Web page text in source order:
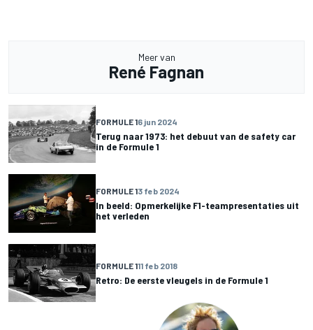
Meer van
René Fagnan
FORMULE 16 jun 2024
Terug naar 1973: het debuut van de safety car
in de Formule 1
FORMULE 13 feb 2024
In beeld: Opmerkelijke F1-teampresentaties uit
het verleden
FORMULE 111 feb 2018
Retro: De eerste vleugels in de Formule 1